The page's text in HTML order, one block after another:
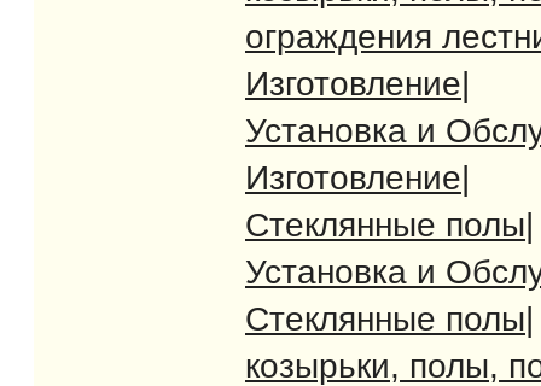
ограждения
Изготовление|
Установка и
Изготовление|
Стеклянные полы|
Установка и
Стеклянные полы|
козырьки, полы,